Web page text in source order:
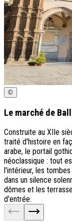
©
Le marché de
Construite au XIIe
traité d'histoire en
arabe, le portail
néoclassique : tout
l'intérieur, les
dans un silence
dômes et les
d'entrée.